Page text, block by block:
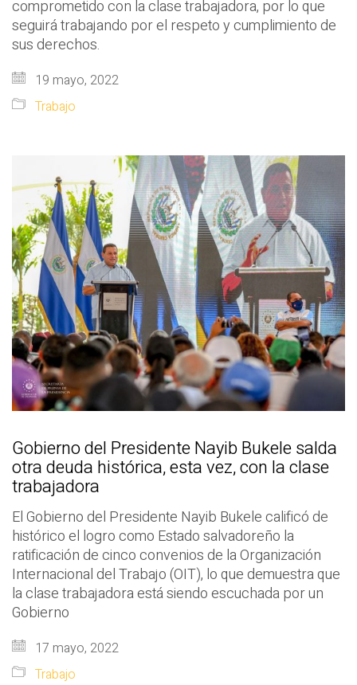
comprometido con la clase trabajadora, por lo que
seguirá trabajando por el respeto y cumplimiento de
sus derechos.
19 mayo, 2022
Trabajo
Gobierno del Presidente Nayib Bukele salda
otra deuda histórica, esta vez, con la clase
trabajadora
El Gobierno del Presidente Nayib Bukele calificó de
histórico el logro como Estado salvadoreño la
ratificación de cinco convenios de la Organización
Internacional del Trabajo (OIT), lo que demuestra que
la clase trabajadora está siendo escuchada por un
Gobierno
17 mayo, 2022
Trabajo